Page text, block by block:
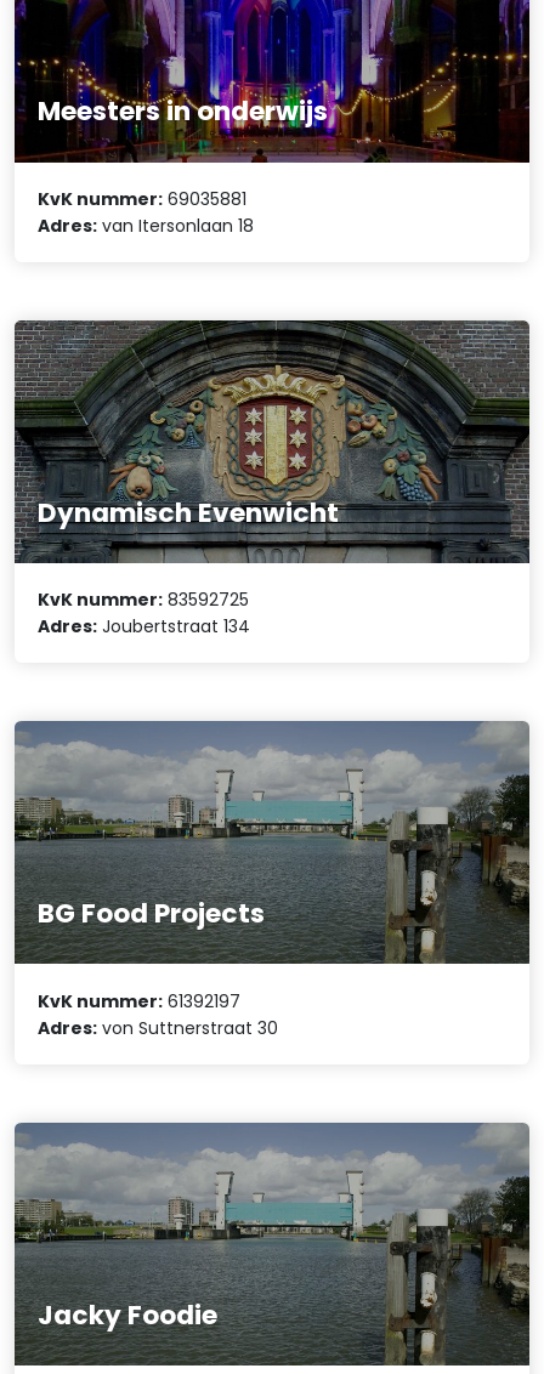
Meesters in onderwijs
KvK nummer: 69035881
Adres: van Itersonlaan 18
Dynamisch Evenwicht
KvK nummer: 83592725
Adres: Joubertstraat 134
BG Food Projects
KvK nummer: 61392197
Adres: von Suttnerstraat 30
Jacky Foodie